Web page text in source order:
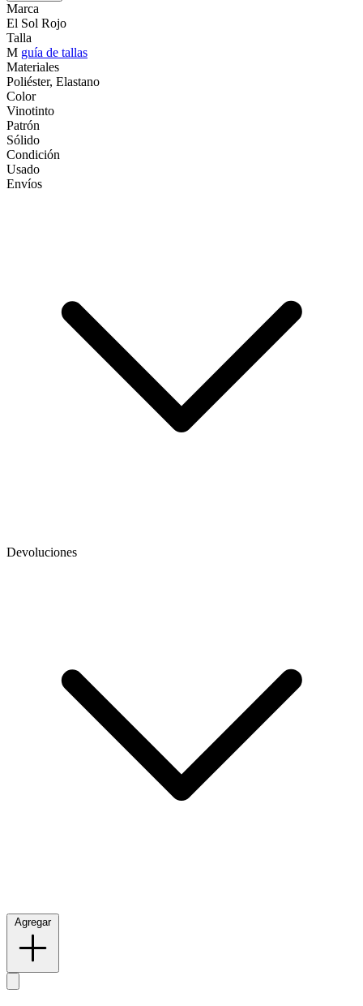
Marca
El Sol Rojo
Talla
M guía de tallas
Materiales
Poliéster, Elastano
Color
Vinotinto
Patrón
Sólido
Condición
Usado
Envíos
Devoluciones
Agregar